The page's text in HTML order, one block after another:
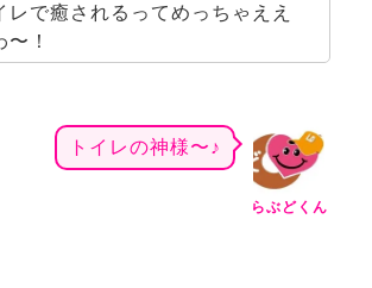
レで癒されるってめっちゃええ
〜！
らぶどくん
トイレの神様〜♪